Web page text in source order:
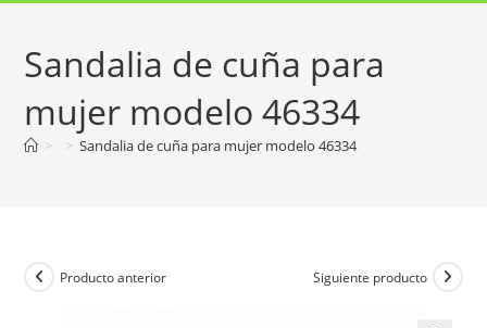
Sandalia de cuña para
mujer modelo 46334
> > Sandalia de cuña para mujer modelo 46334
Producto anterior Siguiente producto